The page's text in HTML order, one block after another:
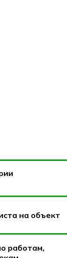
на объект
работам,